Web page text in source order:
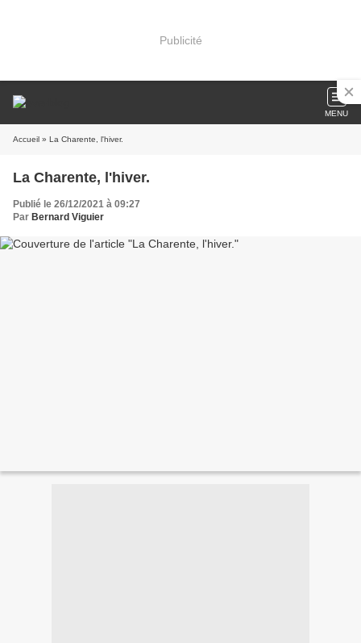
Publicité
MENU
Accueil » La Charente, l'hiver.
La Charente, l'hiver.
Publié le 26/12/2021 à 09:27
Par Bernard Viguier